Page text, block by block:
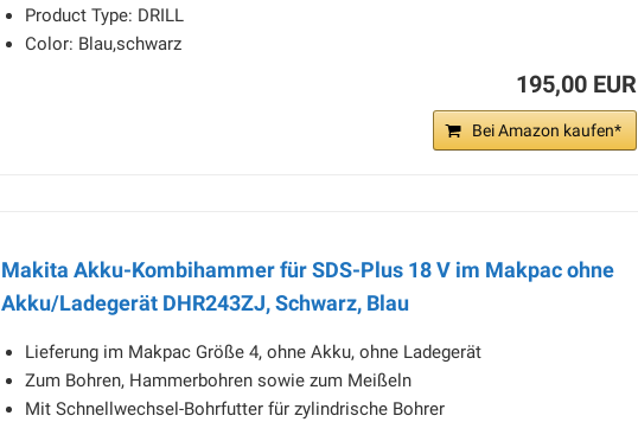
Product Type: DRILL
Color: Blau,schwarz
195,00 EUR
Bei Amazon kaufen*
Makita Akku-Kombihammer für SDS-Plus 18 V im Makpac ohne
Akku/Ladegerät DHR243ZJ, Schwarz, Blau
Lieferung im Makpac Größe 4, ohne Akku, ohne Ladegerät
Zum Bohren, Hammerbohren sowie zum Meißeln
Mit Schnellwechsel-Bohrfutter für zylindrische Bohrer